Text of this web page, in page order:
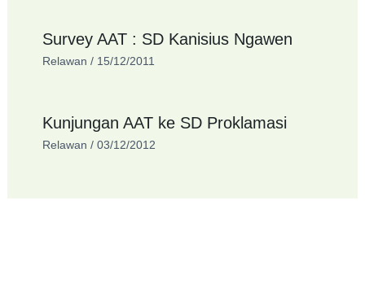
Survey AAT : SD Kanisius Ngawen
Relawan / 15/12/2011
Kunjungan AAT ke SD Proklamasi
Relawan / 03/12/2012